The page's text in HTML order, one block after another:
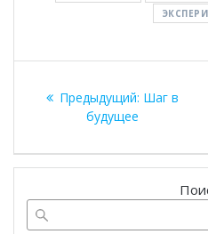
записям
Предыдущий: Шаг в
будущее